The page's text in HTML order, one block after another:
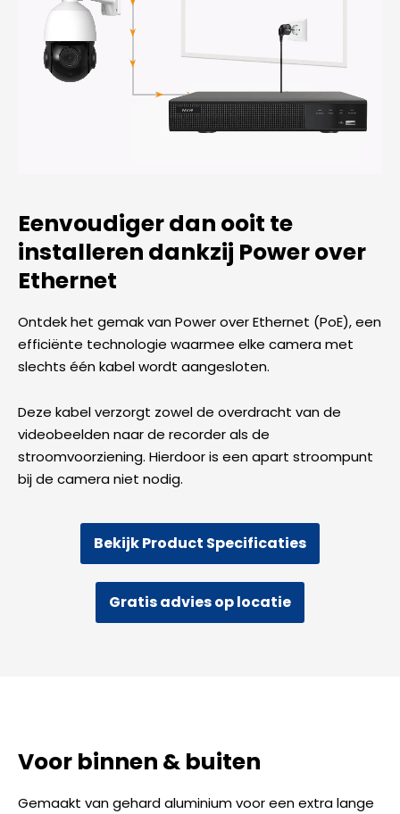
Eenvoudiger dan ooit te
installeren dankzij Power over
Ethernet
Ontdek het gemak van Power over Ethernet (PoE), een
efficiënte technologie waarmee elke camera met
slechts één kabel wordt aangesloten.
Deze kabel verzorgt zowel de overdracht van de
videobeelden naar de recorder als de
stroomvoorziening. Hierdoor is een apart stroompunt
bij de camera niet nodig.
Bekijk Product Specificaties
Gratis advies op locatie
Voor binnen & buiten
Gemaakt van gehard aluminium voor een extra lange